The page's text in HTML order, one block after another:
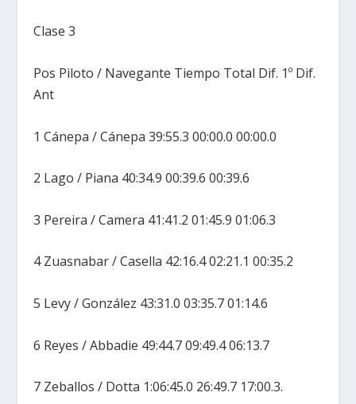
Clase 3
Pos Piloto / Navegante Tiempo Total Dif. 1º Dif.
Ant
1 Cánepa / Cánepa 39:55.3 00:00.0 00:00.0
2 Lago / Piana 40:34.9 00:39.6 00:39.6
3 Pereira / Camera 41:41.2 01:45.9 01:06.3
4 Zuasnabar / Casella 42:16.4 02:21.1 00:35.2
5 Levy / González 43:31.0 03:35.7 01:14.6
6 Reyes / Abbadie 49:44.7 09:49.4 06:13.7
7 Zeballos / Dotta 1:06:45.0 26:49.7 17:00.3.